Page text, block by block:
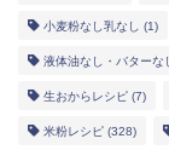
小麦粉なし乳なし (1)
液体油なし・バターな
生おからレシピ (7)
米粉レシピ (328)